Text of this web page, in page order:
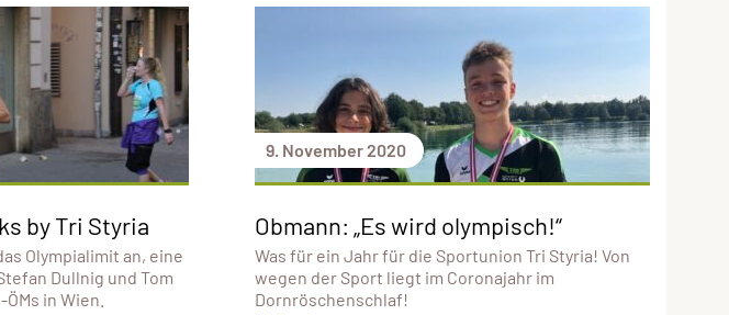
by Tri Styria
Olympialimit an, eine
Dullnig und Tom
in Wien.
9. November 2020
Obmann: „Es wird olympisch!“
Was für ein Jahr für die Sportunion Tri Styria! Von
wegen der Sport liegt im Coronajahr im
Dornröschenschlaf!